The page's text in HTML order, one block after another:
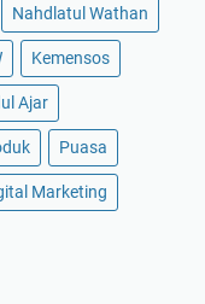
Nahdlatul Wathan
Kemensos
Ajar
Puasa
Marketing